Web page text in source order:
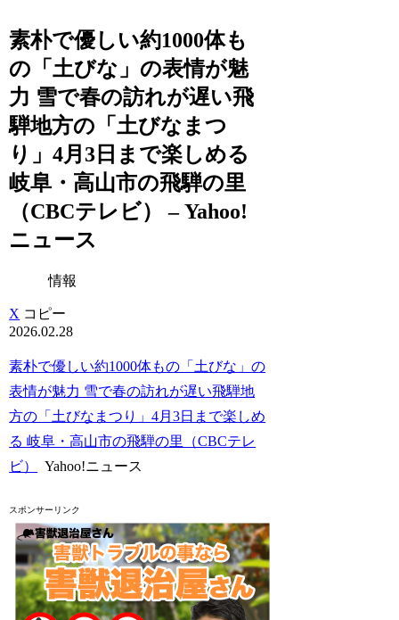
素朴で優しい約1000体も
の「土びな」の表情が魅
力 雪で春の訪れが遅い飛
騨地方の「土びなまつ
り」4月3日まで楽しめる
岐阜・高山市の飛騨の里
（CBCテレビ） – Yahoo!
ニュース
情報
X コピー
2026.02.28
素朴で優しい約1000体もの「土びな」の
表情が魅力 雪で春の訪れが遅い飛騨地
方の「土びなまつり」4月3日まで楽しめ
る 岐阜・高山市の飛騨の里（CBCテレ
ビ）
Yahoo!ニュース
スポンサーリンク